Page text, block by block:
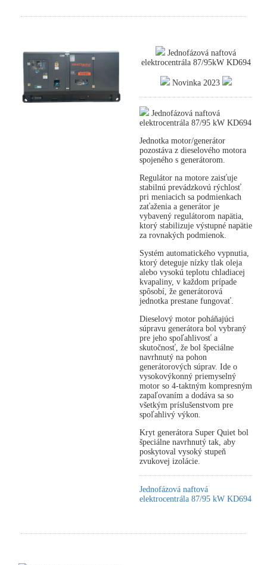
Jednofázová naftová
elektrocentrála 87/95kW KD694
Novinka 2023
Jednofázová naftová
elektrocentrála 87/95 kW KD694
Jednotka motor/generátor
pozostáva z dieselového motora
spojeného s generátorom.
Regulátor na motore zaisťuje
stabilnú prevádzkovú rýchlosť
pri meniacich sa podmienkach
zaťaženia a generátor je
vybavený regulátorom napätia,
ktorý stabilizuje výstupné napätie
za rovnakých podmienok.
Systém automatického vypnutia,
ktorý deteguje nízky tlak oleja
alebo vysokú teplotu chladiacej
kvapaliny, v každom prípade
spôsobí, že generátorová
jednotka prestane fungovať.
Dieselový motor poháňajúci
súpravu generátora bol vybraný
pre jeho spoľahlivosť a
skutočnosť, že bol špeciálne
navrhnutý na pohon
generátorových súprav. Ide o
vysokovýkonný priemyselný
motor so 4-taktným kompresným
zapaľovaním a dodáva sa so
všetkým príslušenstvom pre
spoľahlivý výkon.
Kryt generátora Super Quiet bol
špeciálne navrhnutý tak, aby
poskytoval vysoký stupeň
zvukovej izolácie.
Jednofázová naftová
elektrocentrála 87/95 kW KD694